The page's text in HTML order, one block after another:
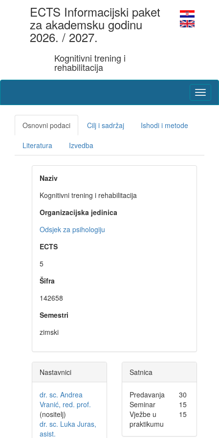
ECTS Informacijski paket
za akademsku godinu
2026. / 2027.
Kognitivni trening i
rehabilitacija
Osnovni podaci Cilj i sadržaj Ishodi i metode
Literatura Izvedba
Naziv
Kognitivni trening i rehabilitacija
Organizacijska jedinica
Odsjek za psihologiju
ECTS
5
Šifra
142658
Semestri
zimski
Nastavnici
dr. sc. Andrea
Vranić, red. prof.
(nositelj)
dr. sc. Luka Juras,
asist.
Satnica
Predavanja
30
Seminar
15
Vježbe u
praktikumu
15